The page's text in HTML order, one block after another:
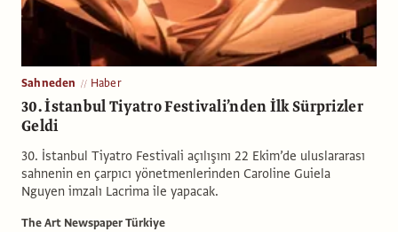
Sahneden Haber
30. İstanbul Tiyatro Festivali’nden İlk Sürprizler
Geldi
30. İstanbul Tiyatro Festivali açılışını 22 Ekim’de uluslararası
sahnenin en çarpıcı yönetmenlerinden Caroline Guiela
Nguyen imzalı Lacrima ile yapacak.
The Art Newspaper Türkiye